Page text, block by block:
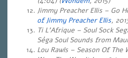
Jimmy Preacher Ellis – Go
of Jimmy Preacher Ellis,
Ti L’Afrique – Soul Sock
Séga Soul Sounds from
Lou Rawls – Season Of The